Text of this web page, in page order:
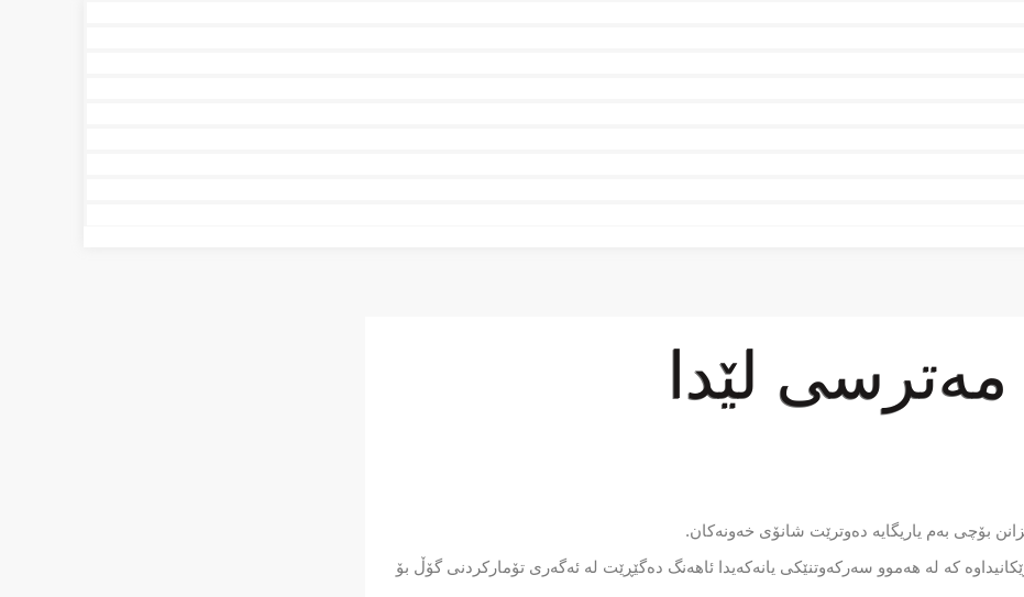
لێدا
بۆچی بەم یاریگایە دەوترێت شانۆی خەونەکان.
کە لە هەموو سەرکەوتنێکی یانەکەیدا ئاهەنگ دەگێڕێت لە ئەگەری تۆمارکردنی گۆڵ بۆ